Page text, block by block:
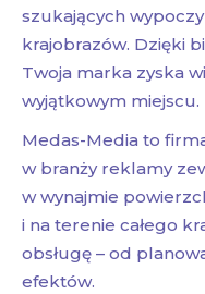
szukających
krajobrazów. Dzięki
Twoja marka zyska
wyjątkowym miejscu.
Medas-Media to
w branży reklamy
w wynajmie
i na terenie całego
obsługę – od
efektów.